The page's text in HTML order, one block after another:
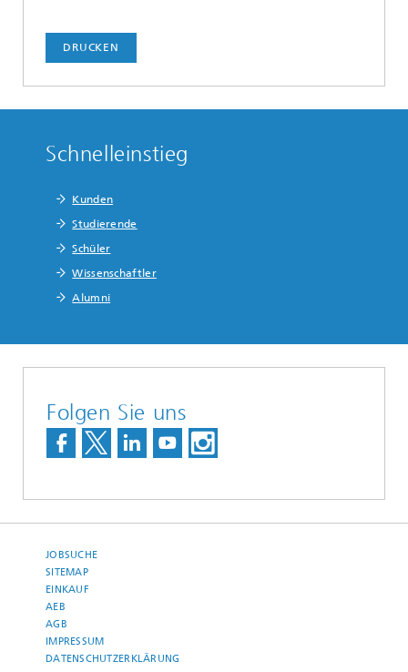
DRUCKEN
Schnelleinstieg
Kunden
Studierende
Schüler
Wissenschaftler
Alumni
Folgen Sie uns
JOBSUCHE
SITEMAP
EINKAUF
AEB
AGB
IMPRESSUM
DATENSCHUTZERKLÄRUNG